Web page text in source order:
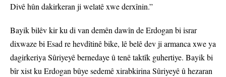
Divê hûn dakirkeran ji welatê xwe derxînin.”
Bayik bilêv kir ku di van demên dawîn de Erdogan bi israr
dixwaze bi Esad re hevdîtinê bike, lê belê dev ji armanca xwe ya
dagirkeriya Sûriyeyê bernedaye û tenê taktîk guhertiye. Bayik bi
bîr xist ku Erdogan bûye sedemê xirabkirina Sûriyeyê û hezaran